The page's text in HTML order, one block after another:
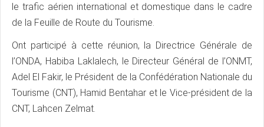
le trafic aérien international et domestique dans le cadre
de la Feuille de Route du Tourisme.
Ont participé à cette réunion, la Directrice Générale de
l’ONDA, Habiba Laklalech, le Directeur Général de l’ONMT,
Adel El Fakir, le Président de la Confédération Nationale du
Tourisme (CNT), Hamid Bentahar et le Vice-président de la
CNT, Lahcen Zelmat.